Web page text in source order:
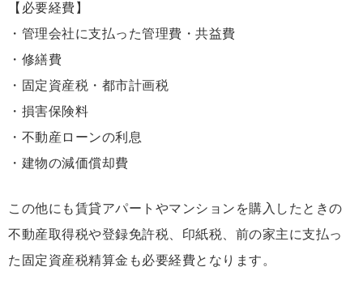
【必要経費】
・管理会社に支払った管理費・共益費
・修繕費
・固定資産税・都市計画税
・損害保険料
・不動産ローンの利息
・建物の減価償却費
この他にも賃貸アパートやマンションを購入したときの
不動産取得税や登録免許税、印紙税、前の家主に支払っ
た固定資産税精算金も必要経費となります。